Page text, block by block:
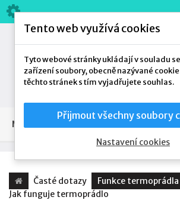
NAŠE NABÍDKA
Časté dotazy
Funkce termoprádla
Jak funguje termoprádlo
Tento web využívá cookies
Tyto webové stránky ukládají v souladu
zařízení soubory, obecně nazývané
těchto stránek s tím vyjadřujete souhlas.
Přijmout všechny soubory
Nastavení cookies